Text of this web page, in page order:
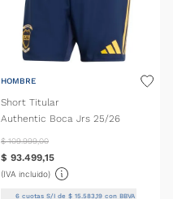
HOMBRE
Short Titular
Authentic Boca Jrs 25/26
$ 109.999,00
$ 93.499,15
(IVA incluido)
6cuotas S/I de $ 15. 583,19con BBVA